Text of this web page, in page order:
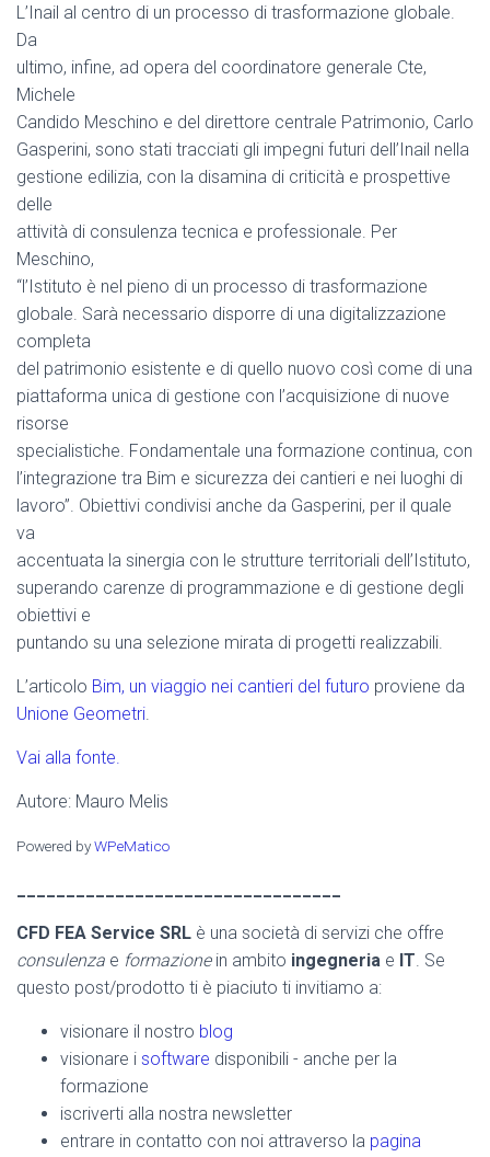
L’Inail al centro di un processo di trasformazione globale.
Da
ultimo, infine, ad opera del coordinatore generale Cte,
Michele
Candido Meschino e del direttore centrale Patrimonio, Carlo
Gasperini, sono stati tracciati gli impegni futuri dell’Inail nella
gestione edilizia, con la disamina di criticità e prospettive
delle
attività di consulenza tecnica e professionale. Per
Meschino,
“l’Istituto è nel pieno di un processo di trasformazione
globale. Sarà necessario disporre di una digitalizzazione
completa
del patrimonio esistente e di quello nuovo così come di una
piattaforma unica di gestione con l’acquisizione di nuove
risorse
specialistiche. Fondamentale una formazione continua, con
l’integrazione tra Bim e sicurezza dei cantieri e nei luoghi di
lavoro”. Obiettivi condivisi anche da Gasperini, per il quale
va
accentuata la sinergia con le strutture territoriali dell’Istituto,
superando carenze di programmazione e di gestione degli
obiettivi e
puntando su una selezione mirata di progetti realizzabili.
L’articolo Bim, un viaggio nei cantieri del futuro proviene da
Unione Geometri.
Vai alla fonte.
Autore: Mauro Melis
Powered byWPeMatico
CFD FEA Service SRL è una società di servizi che offre
consulenza e formazionein ambito ingegneria e IT. Se
questo post/prodotto ti è piaciuto ti invitiamo a:
visionare il nostro blog
visionare i software disponibili - anche per la
formazione
iscriverti alla nostra newsletter
entrare in contatto con noi attraverso la pagina